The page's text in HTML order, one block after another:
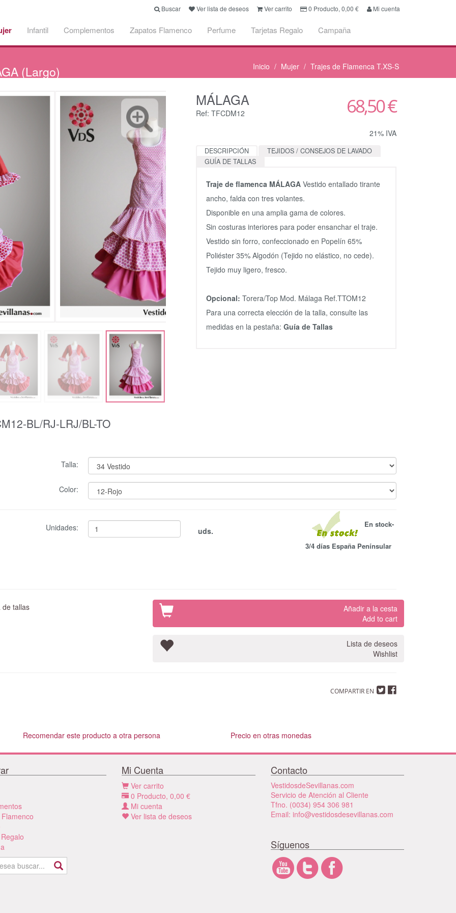
Buscar Ver lista de deseos Ver carrito 0 Producto, 0,00 € Mi cuenta
Infantil Complementos Zapatos Flamenco Perfume Tarjetas Regalo Campaña
(Largo) Inicio Mujer Trajes de Flamenca T.XS-S
BL/RJ-LRJ/BL-TO
MÁLAGA
Ref: TFCDM12 68,50 €
21% IVA
DESCRIPCIÓN
TEJIDOS / CONSEJOS DE LAVADO
GUÍA DE TALLAS
Traje de flamenca MÁLAGAVestido entallado tirante
ancho, falda con tres volantes.
Disponible en una amplia gama de colores.
Sin costuras interiores para poder ensanchar el traje.
Vestido sin forro, confeccionado en Popelín 65%
Poliéster 35% Algodón (Tejido no elástico, no cede).
Tejido muy ligero, fresco.
Opcional:Torera/Top Mod. Málaga Ref.TTOM12
Para una correcta elección de la talla, consulte las
medidas en la pestaña:Guía de Tallas
Talla:
Color:
Unidades: uds.
En stock-
3/4 días España Penínsular
tallas
Añadir a la cesta
Add to cart
Lista de deseos
Wishlist
COMPARTIR EN
Recomendar este producto a otra persona Precio en otras monedas
Mi Cuenta
Ver carrito
0 Producto, 0,00 €
Mi cuenta
Ver lista de deseos
Contacto
VestidosdeSevillanas.com
Servicio de Atención al Cliente
Tfno. (0034) 954 306 981
Email: info@vestidosdesevillanas.com
Síguenos